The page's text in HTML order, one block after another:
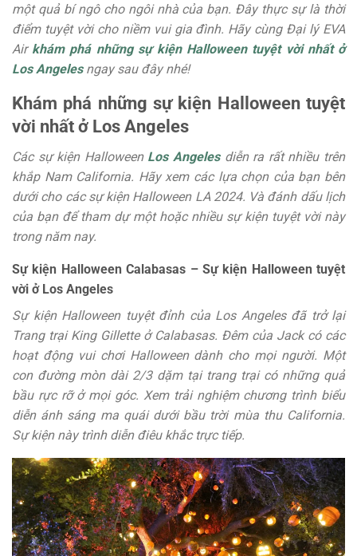
một quả bí ngô cho ngôi nhà của bạn. Đây thực sự là thời
điểm tuyệt vời cho niềm vui gia đình. Hãy cùng Đại lý EVA
Air khám phá những sự kiện Halloween tuyệt vời nhất ở
Los Angelesngay sau đây nhé!
Khám phá những sự kiện Halloween tuyệt
vời nhất ở Los Angeles
Các sự kiện Halloween Los Angelesdiễn ra rất nhiều trên
khắp Nam California. Hãy xem các lựa chọn của bạn bên
dưới cho các sự kiện Halloween LA 2024. Và đánh dấu lịch
của bạn để tham dự một hoặc nhiều sự kiện tuyệt vời này
trong năm nay.
Sự kiện Halloween Calabasas – Sự kiện Halloween tuyệt
vời ở Los Angeles
Sự kiện Halloween tuyệt đỉnh của Los Angeles đã trở lại
Trang trại King Gillette ở Calabasas. Đêm của Jack có các
hoạt động vui chơi Halloween dành cho mọi người. Một
con đường mòn dài 2/3 dặm tại trang trại có những quả
bầu rực rỡ ở mọi góc. Xem trải nghiệm chương trình biểu
diễn ánh sáng ma quái dưới bầu trời mùa thu California.
Sự kiện này trình diễn điêu khắc trực tiếp.